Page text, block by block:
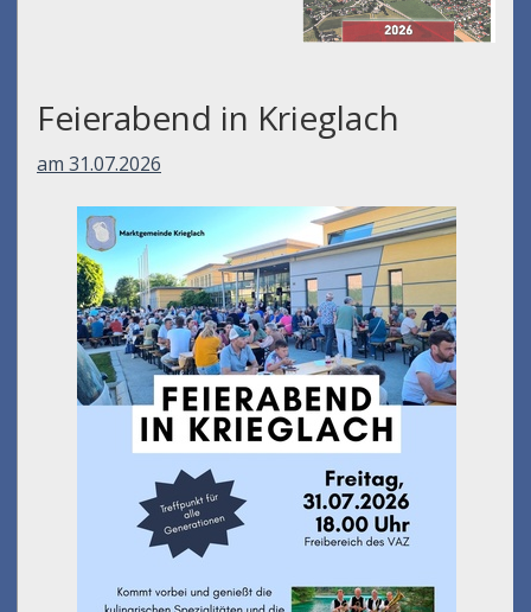
Feierabend in Krieglach
am 31.07.2026